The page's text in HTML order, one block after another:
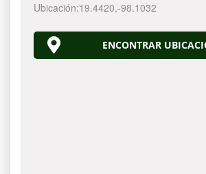
Ubicación:19.4420,-98.1032
ENCONTRAR